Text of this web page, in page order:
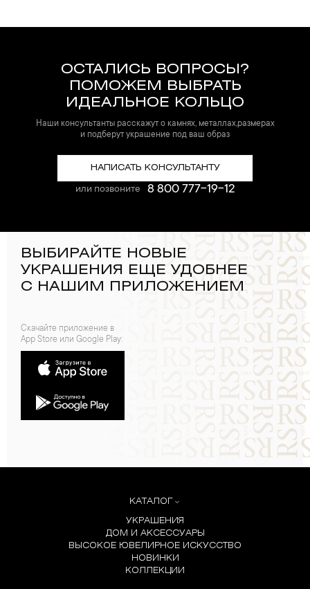
ОСТАЛИСЬ ВОПРОСЫ?
ПОМОЖЕМ ВЫБРАТЬ
ИДЕАЛЬНОЕ КОЛЬЦО
Наши консультанты расскажут о камнях, металлах,размерах
и подберут украшение под ваш образ
НАПИСАТЬ КОНСУЛЬТАНТУ
или позвоните 8 800 777-19-12
ВЫБИРАЙТЕ НОВЫЕ
УКРАШЕНИЯ ЕЩЕ УДОБНЕЕ
С НАШИМ ПРИЛОЖЕНИЕМ
Скачайте приложение в
App Store или Google Play:
КАТАЛОГ
УКРАШЕНИЯ
ДОМ И АКСЕССУАРЫ
ВЫСОКОЕ ЮВЕЛИРНОЕ ИСКУССТВО
НОВИНКИ
КОЛЛЕКЦИИ